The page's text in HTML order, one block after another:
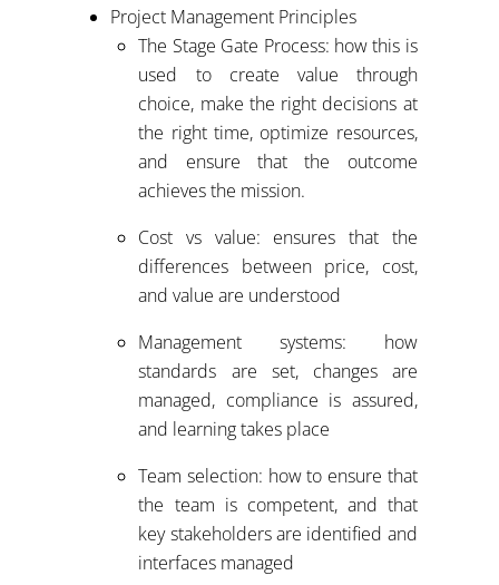
Project Management Principles
The Stage Gate Process: how this is
used to create value through
choice, make the right decisions at
the right time, optimize resources,
and ensure that the outcome
achieves the mission.
Cost vs value: ensures that the
differences between price, cost,
and value are understood
Management systems: how
standards are set, changes are
managed, compliance is assured,
and learning takes place
Team selection: how to ensure that
the team is competent, and that
key stakeholders are identified and
interfaces managed